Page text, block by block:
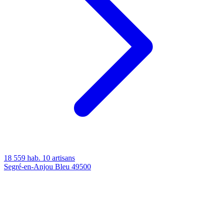
18 559 hab. 10 artisans
Segré-en-Anjou Bleu 49500